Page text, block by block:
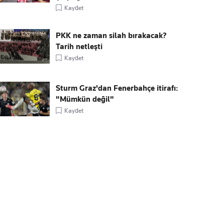
Kaydet
PKK ne zaman silah bırakacak?
Tarih netleşti
Kaydet
Sturm Graz'dan Fenerbahçe itirafı:
"Mümkün değil"
Kaydet